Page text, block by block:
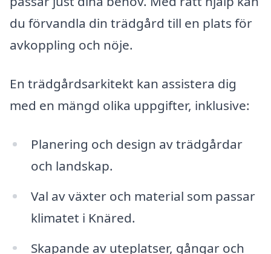
du förvandla din trädgård till en plats för
avkoppling och nöje.
En trädgårdsarkitekt kan assistera dig
med en mängd olika uppgifter, inklusive:
Planering och design av trädgårdar
och landskap.
Val av växter och material som passar
klimatet i Knäred.
Skapande av uteplatser, gångar och